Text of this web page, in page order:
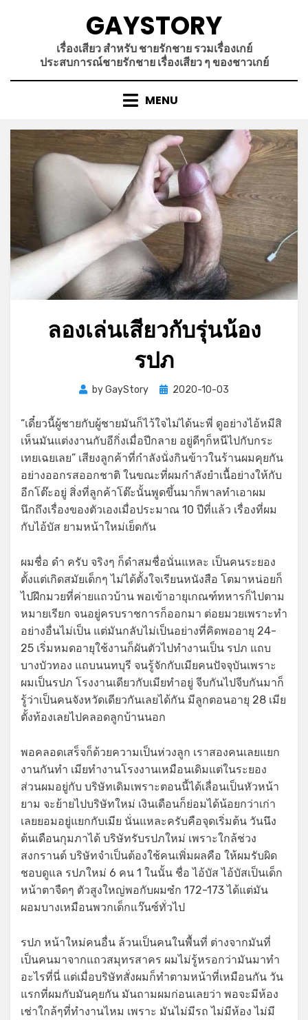
GAYSTORY
เรื่องเสียว สำหรับ ชายรักชาย รวมเรื่องเกย์
ประสบการณ์ชายรักชาย เรื่องเสียว ๆ ของชาวเกย์
MENU
ลองเล่นเสียวกับรุ่นน้อง
รปภ
byGayStory
Posted
2020-10-03
“เดี๋ยวนี้ผู้ชายกับผู้ชายมันก็ไว้ใจไม่ได้นะพี่ ดูอย่างไอ้หมีสิ
เห็นมันแต่งงานกับอีกิ่งเมื่อปีกลาย อยู่ดีๆก็หนีไปกับกระ
เทยเฉยเลย” เสียงลูกค้าที่กำลังนั่งกินข้าวในร้านผมคุยกัน
อย่างออกรสออกชาติ ในขณะที่ผมกำลังยำเนื้อย่างให้กับ
อีกโต๊ะอยู่ สิ่งที่ลูกค้าโต๊ะนั้นพูดขึ้นมาก็พาลทำเอาผม
นึกถึงเรื่องของตัวเองเมื่อประมาณ 10 ปีที่แล้ว เรื่องที่ผม
กับไอ้บัส ยามหน้าใหม่เย็ดกัน
ผมชื่อ ดำ ครับ จริงๆ ก็ดำสมชื่อนั่นแหละ เป็นคนระยอง
ตั้งแต่เกิดสมัยเด็กๆ ไม่ได้ตั้งใจเรียนหนังสือ โตมาหน่อยก็
ไปฝึกมวยที่ค่ายแถวบ้าน พอเข้าอายุเกณฑ์ทหารก็ไปตาม
หมายเรียก จนอยู่ครบราชการก็ออกมา ต่อยมวยเพราะทำ
อย่างอื่นไม่เป็น แต่มันกลับไม่เป็นอย่างที่คิดพออายุ 24-
25 เริ่มหมดอายุใช้งานก็ผันตัวไปทำงานเป็น รปภ แถบ
บางบัวทอง แถบนนทบุรี จนรู้จักกับเมียคนปัจจุบันเพราะ
ผมเป็นรปภ โรงงานเดียวกับเมียทำอยู่ จีบกันไปจีบกันมาก็
รู้ว่าเป็นคนจังหวัดเดียวกันเลยได้กัน มีลูกตอนอายุ 28 เมีย
ตั้งท้องเลยไปคลอดลูกบ้านนอก
พอคลอดเสร็จก็ด้วยความเป็นห่วงลูก เราสองคนเลยแยก
งานกันทำ เมียทำงานโรงงานเหมือนเดิมแต่ในระยอง
ส่วนผมอยู่กับ บริษัทเดิมเพราะตอนนี้ได้เลื่อนเป็นหัวหน้า
ยาม จะย้ายไปบริษัทใหม่ เงินเดือนก็ย่อมได้น้อยกว่าเก่า
เลยยอมอยู่แยกกับเมีย นั่นแหละครับคือจุดเริ่มต้น วันนึง
ต้นเดือนกุมภาได้ บริษัทรับรปภใหม่ เพราะใกล้ช่วง
สงกรานต์ บริษัทจำเป็นต้องใช้คนเพิ่มผลคือ ให้ผมรับผิด
ชอบดูแล รปภใหม่ 6 คน 1 ในนั้น ชื่อ ไอ้บัส ไอ้บัสเป็นเด็ก
หน้าตาจืดๆ ตัวสูงใหญ่พอกับผมซํก 172-173 ได้แต่มัน
ผอมบางเหมือนพวกเด็กแว๊นซ์ทั่วไป
รปภ หน้าใหม่คนอื่น ล้วนเป็นคนในพื้นที่ ต่างจากมันที่
เป็นคนมาจากแถวสมุทรสาคร ผมไม่รู้หรอกว่ามันมาทำ
อะไรที่นี่ แต่เมื่อบริษัทสั่งผมก็ทำตามหน้าที่เหมือนกัน วัน
แรกที่ผมกับมันคุยกัน มันถามผมก่อนเลยว่า พอจะมีห้อง
เช่าใกล้ๆที่ทำงานไหม เพราะ มันไม่มีรถ ไม่มีห้อง ไม่มี